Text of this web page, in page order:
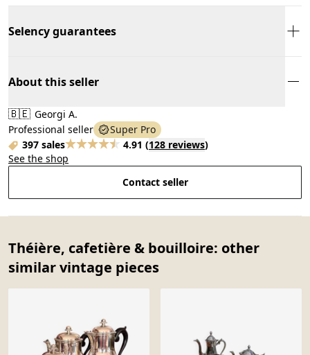
Selency guarantees
About this seller
🇧🇪 Georgi A.
Professional seller
Super Pro
397 sales
4.91 (128 reviews)
See the shop
Contact seller
Théière, cafetière & bouilloire: other
similar vintage pieces